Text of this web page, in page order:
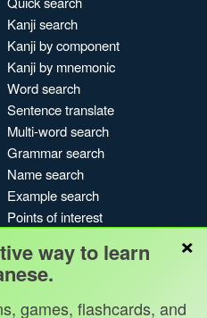
Kanji search
Kanji by component
Kanji by mnemonic
Word search
Sentence translate
Multi-word search
Grammar search
Name search
Example search
Points of interest
My search history
Search index
Blog
×
way to learn
games, flashcards, and